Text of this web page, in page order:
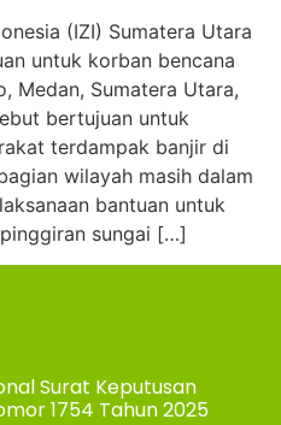
(IZI) Sumatera Utara
untuk korban bencana
Medan, Sumatera Utara,
bertujuan untuk
terdampak banjir di
wilayah masih dalam
bantuan untuk
sungai […]
Surat Keputusan
1754 Tahun 2025